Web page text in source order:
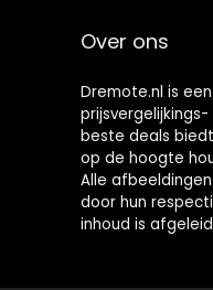
Over ons
Dremote.nl is
beste deals
op de hoogte
Alle
door hun
inhoud is